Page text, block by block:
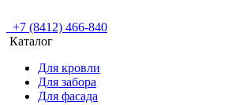
+7 (8412) 466-840
Каталог
Для кровли
Для забора
Для фасада